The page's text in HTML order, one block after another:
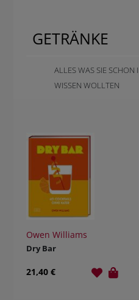
GETRÄNKE
ALLES WAS SIE SCHON
WISSEN WOLLTEN
Owen Williams
Dry Bar
21,40 €